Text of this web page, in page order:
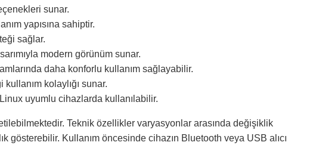
sunar.
yapısına sahiptir.
sağlar.
modern görünüm sunar.
daha konforlu kullanım sağlayabilir.
kolaylığı sunar.
uyumlu cihazlarda kullanılabilir.
Teknik özellikler varyasyonlar arasında değişiklik
gösterebilir. Kullanım öncesinde cihazın Bluetooth veya USB alıcı